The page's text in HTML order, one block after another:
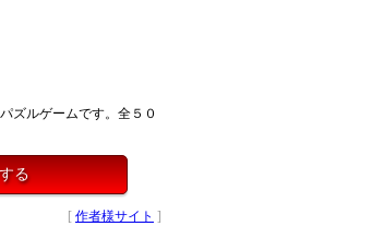
ズルゲームです。全５０
る
[ 作者様サイト ]